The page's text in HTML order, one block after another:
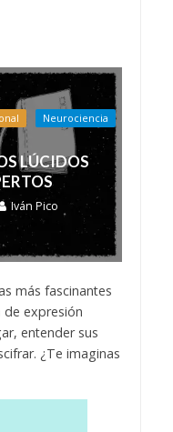
Neurociencia
LÚCIDOS
Iván Pico
más fascinantes
expresión
entender sus
¿Te imaginas